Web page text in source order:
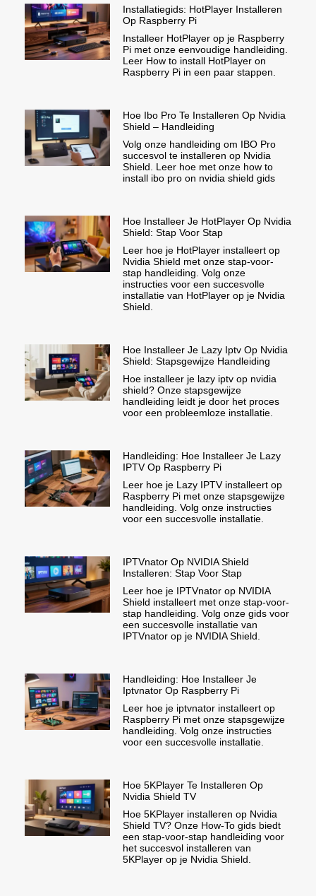
Installatiegids: HotPlayer Installeren
Op Raspberry Pi
Installeer HotPlayer op je Raspberry
Pi met onze eenvoudige handleiding.
Leer How to install HotPlayer on
Raspberry Pi in een paar stappen.
Hoe Ibo Pro Te Installeren Op Nvidia
Shield – Handleiding
Volg onze handleiding om IBO Pro
succesvol te installeren op Nvidia
Shield. Leer hoe met onze how to
install ibo pro on nvidia shield gids
Hoe Installeer Je HotPlayer Op Nvidia
Shield: Stap Voor Stap
Leer hoe je HotPlayer installeert op
Nvidia Shield met onze stap-voor-
stap handleiding. Volg onze
instructies voor een succesvolle
installatie van HotPlayer op je Nvidia
Shield.
Hoe Installeer Je Lazy Iptv Op Nvidia
Shield: Stapsgewijze Handleiding
Hoe installeer je lazy iptv op nvidia
shield? Onze stapsgewijze
handleiding leidt je door het proces
voor een probleemloze installatie.
Handleiding: Hoe Installeer Je Lazy
IPTV Op Raspberry Pi
Leer hoe je Lazy IPTV installeert op
Raspberry Pi met onze stapsgewijze
handleiding. Volg onze instructies
voor een succesvolle installatie.
IPTVnator Op NVIDIA Shield
Installeren: Stap Voor Stap
Leer hoe je IPTVnator op NVIDIA
Shield installeert met onze stap-voor-
stap handleiding. Volg onze gids voor
een succesvolle installatie van
IPTVnator op je NVIDIA Shield.
Handleiding: Hoe Installeer Je
Iptvnator Op Raspberry Pi
Leer hoe je iptvnator installeert op
Raspberry Pi met onze stapsgewijze
handleiding. Volg onze instructies
voor een succesvolle installatie.
Hoe 5KPlayer Te Installeren Op
Nvidia Shield TV
Hoe 5KPlayer installeren op Nvidia
Shield TV? Onze How-To gids biedt
een stap-voor-stap handleiding voor
het succesvol installeren van
5KPlayer op je Nvidia Shield.